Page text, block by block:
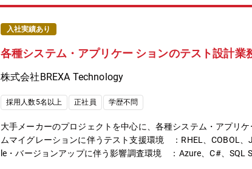
入社実績あり
各種システム・アプリケー ションのテスト設計業
株式会社BREXA Technology
採用人数5名以上 正社員 学歴不問
大手メーカーのプロジェクトを中心に、各種システム・アプ
ムマイグレーションに伴うテスト支援環境 ：RHEL、COBOL
le・バージョンアップに伴う影響調査環境 ：Azure、C#、SQL